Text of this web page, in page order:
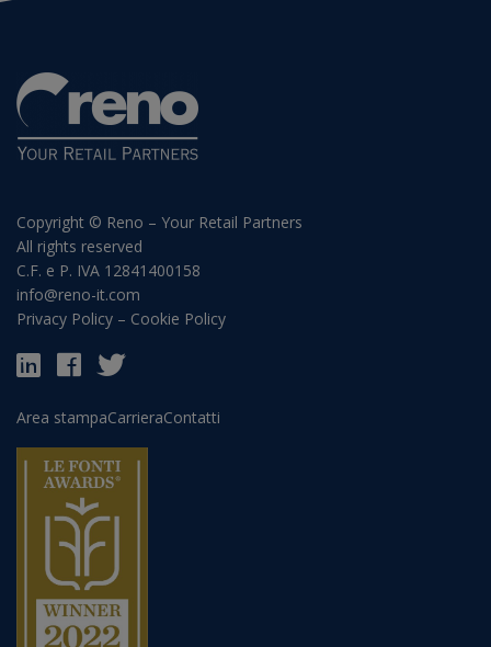
Copyright © Reno – Your Retail Partners
All rights reserved
C.F. e P. IVA 12841400158
info@reno-it.com
Privacy Policy – Cookie Policy
Area stampaCarrieraContatti